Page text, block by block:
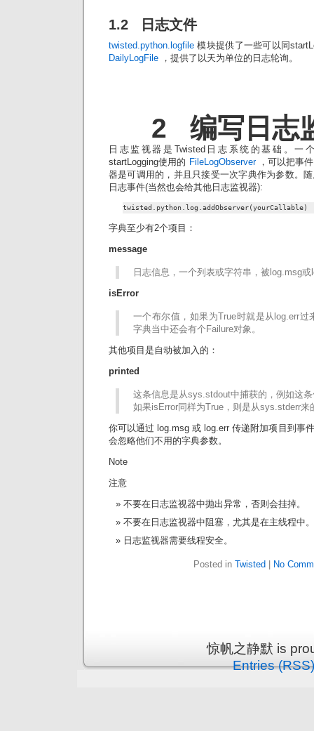
1.2 日志文件
twisted.python.logfile 模块提供了一些可以同
DailyLogFile ，提供了以天为单位的日志轮询。
2 编写日志
日志监视器是Twisted日志系统的基础。一
startLogging使用的 FileLogObserver，可以把事
器是可调用的，并且只接受一次字典作为参数。
日志事件(当然也会给其他日志监视器):
twisted.python.log.addObserver(yourCallable)
字典至少有2个项目：
message
日志信息，一个列表或字符串，被log.msg
isError
一个布尔值，如果为True时就是从log.err过
字典当中还会有个Failure对象。
其他项目是自动被加入的：
printed
这条信息是从sys.stdout中捕获的，例如这
如果isError同样为True，则是从sys.stderr来
你可以通过 log.msg 或 log.err 传递附加项目到事
会忽略他们不用的字典参数。
Note
注意
不要在日志监视器中抛出异常，否则会挂掉。
不要在日志监视器中阻塞，尤其是在主线程中
日志监视器需要线程安全。
Posted in Twisted No
惊帆之静默 is
Entries (RSS)